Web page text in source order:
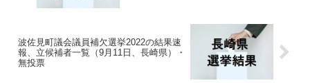
波佐見町議会議員補欠選挙2022の結果速
報、立候補者一覧（9月11日、長崎県）・
無投票